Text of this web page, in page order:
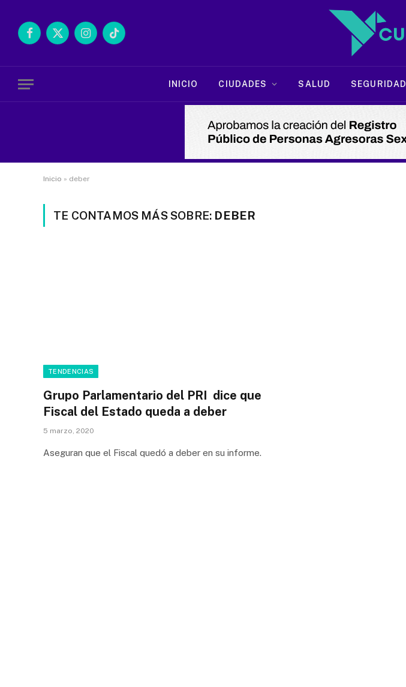
Facebook
X
InstagramTikTok
INICIO CIUDADES SALUD SEGURIDAD
Inicio » deber
TE CONTAMOS MÁS SOBRE: DEBER
TENDENCIAS
Grupo Parlamentario del PRI dice que
Fiscal del Estado queda a deber
5 marzo, 2020
Aseguran que el Fiscal quedó a deber en su informe.